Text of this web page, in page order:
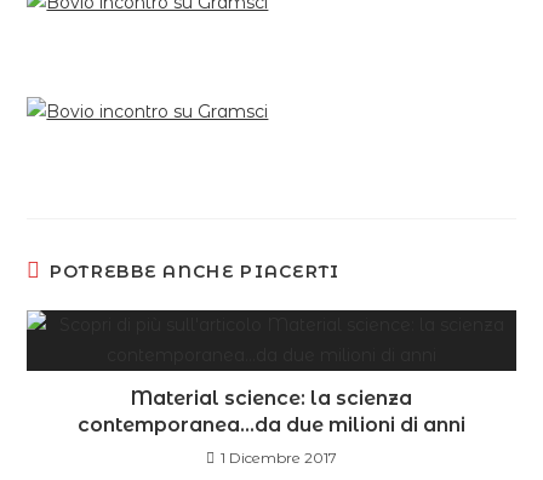
POTREBBE ANCHE PIACERTI
Material science: la scienza
contemporanea…da due milioni di anni
1 Dicembre 2017